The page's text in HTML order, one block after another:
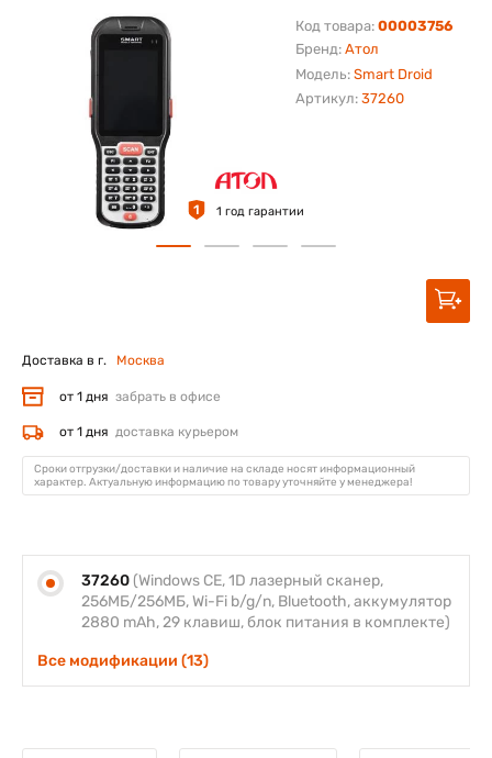
Бренд: Атол
Модель: Smart Droid
Код товара: 00003756
Артикул: 37260
1 1 год гарантии
37260 (Windows CE, 1D лазерный сканер,
256МБ/256МБ, Wi-Fi b/g/n, Bluetooth, аккумулятор
2880 mAh, 29 клавиш, блок питания в комплекте)
Все модификации (13)
Доставка в г. Москва
от 1 дня забрать в офисе
от 1 дня доставка курьером
Сроки отгрузки/доставки и наличие на складе носят информационный
характер. Актуальную информацию по товару уточняйте у менеджера!